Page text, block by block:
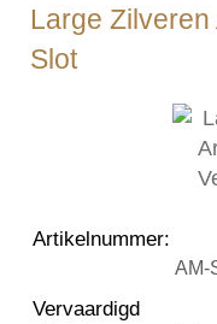
Large
Slot
Artikelnummer:
AM-
Vervaardigd